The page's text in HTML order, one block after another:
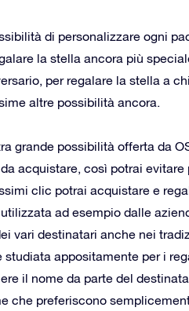
di personalizzare ogni
la stella ancora più
per regalare la stella a
altre possibilità ancora.
grande possibilità offerta da
acquistare, così potrai
clic potrai acquistare e
ad esempio dalle
vari destinatari anche nei
studiata appositamente per i
il nome da parte del
che preferiscono